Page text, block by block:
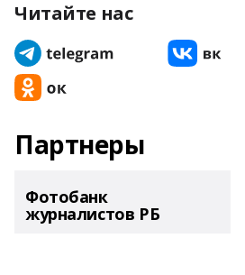
Читайте нас
Партнеры
Фотобанк
журналистов РБ